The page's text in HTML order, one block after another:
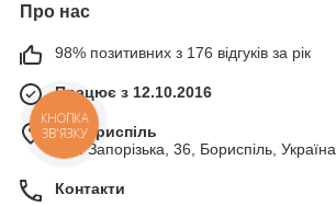
Про нас
98% позитивних з 176 відгуків за рік
Працює з 12.10.2016
м. Бориспіль
вул. Запорізька, 36, Бориспіль, Україна
Контакти
КНОПКА
ЗВ'ЯЗКУ